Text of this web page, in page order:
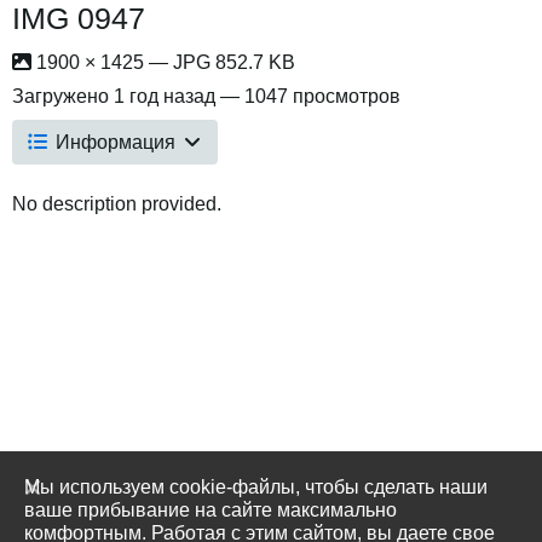
IMG 0947
1900 × 1425 — JPG 852.7 KB
Загружено 1 год назад — 1047 просмотров
Информация
No description provided.
Мы используем cookie-файлы, чтобы сделать наши
ваше прибывание на сайте максимально
комфортным. Работая с этим сайтом, вы даете свое